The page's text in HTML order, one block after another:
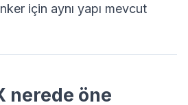
için aynı yapı mevcut
nerede öne